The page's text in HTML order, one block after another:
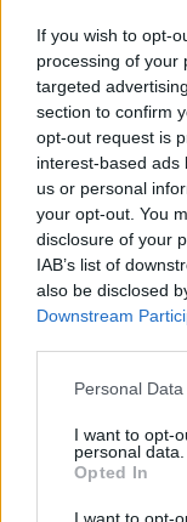
If you wish to opt-
processing of your
targeted
section to confirm
opt-out request is
interest-based ads
us or personal
your opt-out. You
disclosure of your
IAB’s list of
also be disclosed
Downstream
Please note that
not limited to your
grant or deny
use your data for
consent section.
Personal
I want to opt-
personal data.
Opted In
I want to opt-
Hatalmas
jellemzi Wolf
beszélgetésbe
erre a
Artisjus
elmaradt